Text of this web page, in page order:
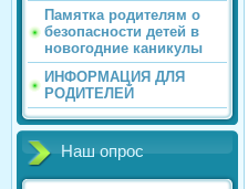
Памятка родителям о
безопасности детей в
новогодние каникулы
ИНФОРМАЦИЯ ДЛЯ
РОДИТЕЛЕЙ
Наш опрос